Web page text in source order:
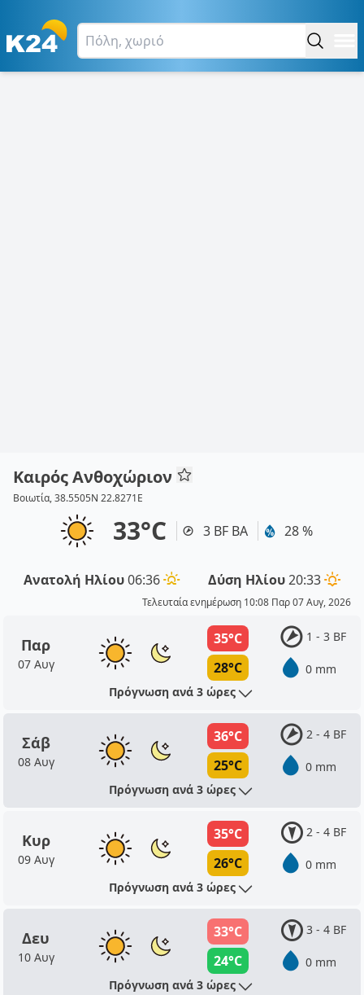
Καιρός Ανθοχώριον
Βοιωτία, 38.5505N 22.8271E
33°C 3 BF ΒΑ 28 %
Ανατολή Ηλίου06:36 Δύση Ηλίου20:33
Τελευταία ενημέρωση 10:08 Παρ 07 Αυγ, 2026
Παρ
07 Αυγ
35°C
28°C
1 - 3 BF
0 mm
Πρόγνωση ανά 3 ώρες
Σάβ
08 Αυγ
36°C
25°C
2 - 4 BF
0 mm
Πρόγνωση ανά 3 ώρες
Κυρ
09 Αυγ
35°C
26°C
2 - 4 BF
0 mm
Πρόγνωση ανά 3 ώρες
Δευ
10 Αυγ
33°C
24°C
3 - 4 BF
0 mm
Πρόγνωση ανά 3 ώρες